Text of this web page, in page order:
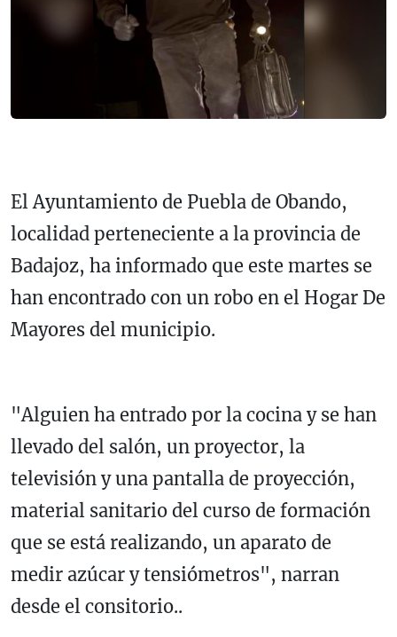
El Ayuntamiento de Puebla de Obando,
localidad perteneciente a la provincia de
Badajoz, ha informado que este martes se
han encontrado con un robo en el Hogar De
Mayores del municipio.
"Alguien ha entrado por la cocina y se han
llevado del salón, un proyector, la
televisión y una pantalla de proyección,
material sanitario del curso de formación
que se está realizando, un aparato de
medir azúcar y tensiómetros", narran
desde el consitorio..